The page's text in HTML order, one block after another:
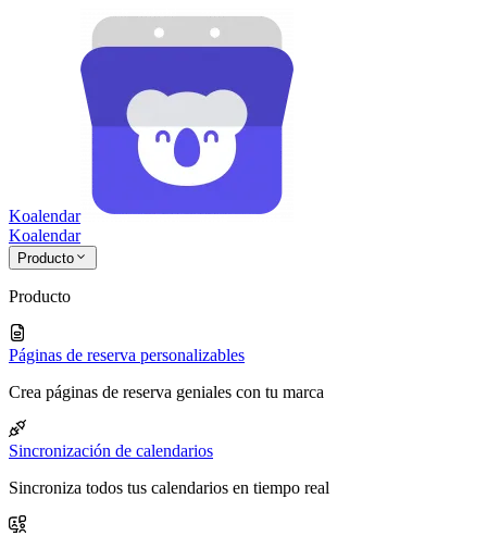
Koalendar
Koalendar
Producto
Producto
Páginas de reserva personalizables
Crea páginas de reserva geniales con tu marca
Sincronización de calendarios
Sincroniza todos tus calendarios en tiempo real